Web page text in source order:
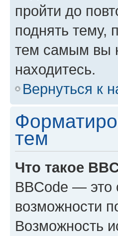
пройти до
поднять тему,
тем самым вы
находитесь.
Вернуться к
тем
Что такое
BBCode — это
возможности
Возможность